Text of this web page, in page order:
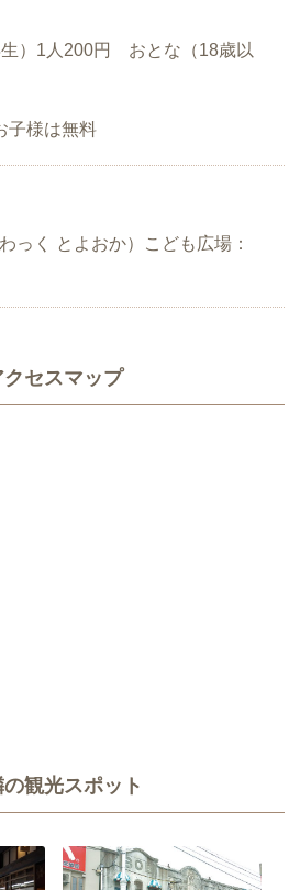
）1人200円 おとな（18歳以
様は無料
っく とよおか）こども広場：
クセスマップ
観光スポット